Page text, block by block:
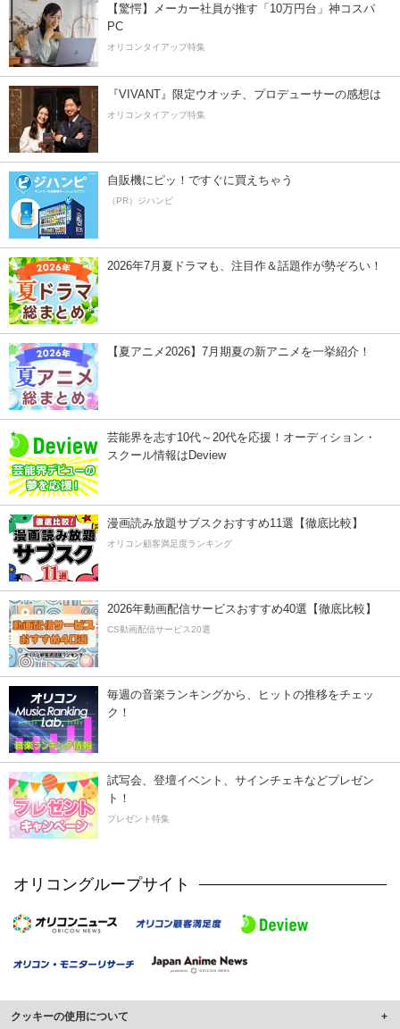
【驚愕】メーカー社員が推す「10万円台」神コスパ
PC
オリコンタイアップ特集
『VIVANT』限定ウオッチ、プロデューサーの感想は
オリコンタイアップ特集
自販機にピッ！ですぐに買えちゃう
（PR）ジハンピ
2026年7月夏ドラマも、注目作＆話題作が勢ぞろい！
【夏アニメ2026】7月期夏の新アニメを一挙紹介！
芸能界を志す10代～20代を応援！オーディション・
スクール情報はDeview
漫画読み放題サブスクおすすめ11選【徹底比較】
オリコン顧客満足度ランキング
2026年動画配信サービスおすすめ40選【徹底比較】
CS動画配信サービス20選
毎週の音楽ランキングから、ヒットの推移をチェッ
ク！
試写会、登壇イベント、サインチェキなどプレゼン
ト！
プレゼント特集
オリコングループサイト
クッキーの使用について